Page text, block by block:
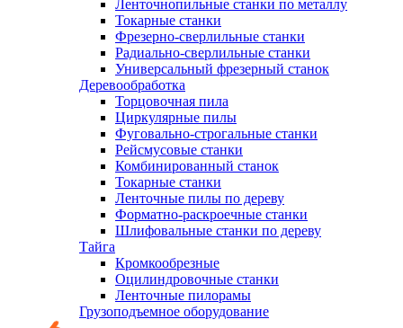
Ленточнопильные станки по металлу
Токарные станки
Фрезерно-сверлильные станки
Радиально-сверлильные станки
Универсальный фрезерный станок
Деревообработка
Торцовочная пила
Циркулярные пилы
Фуговально-строгальные станки
Рейсмусовые станки
Комбинированный станок
Токарные станки
Ленточные пилы по дереву
Форматно-раскроечные станки
Шлифовальные станки по дереву
Тайга
Кромкообрезные
Оцилиндровочные станки
Ленточные пилорамы
Грузоподъемное оборудование